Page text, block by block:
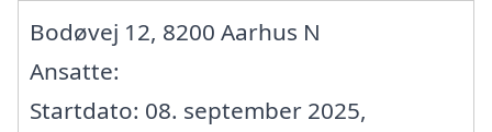
Bodøvej 12, 8200 Aarhus N
Ansatte:
Startdato: 08. september 2025,